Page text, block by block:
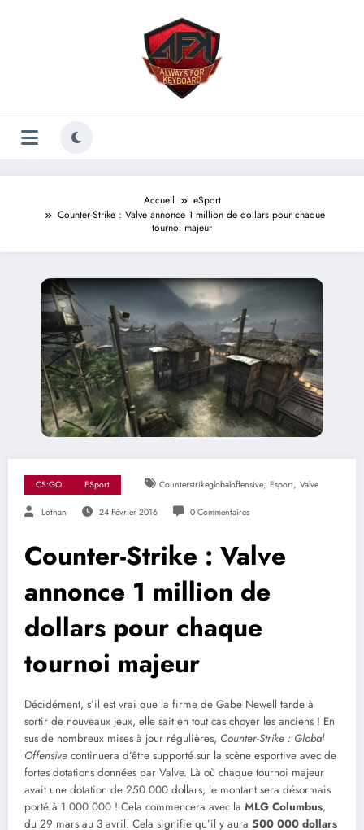
Accueil
eSport
Counter-Strike : Valve annonce 1 million de dollars pour chaque
tournoi majeur
CS:GO ESport Counterstrikeglobaloffensive, Esport, Valve
Lothan 24 Février 2016 0 Commentaires
Counter-Strike : Valve
annonce 1 million de
dollars pour chaque
tournoi majeur
Décidément, s’il est vrai que la firme de Gabe Newell tarde à
sortir de nouveaux jeux, elle sait en tout cas choyer les anciens ! En
sus de nombreux mises à jour régulières, Counter-Strike : Global
Offensive continuera d’être supporté sur la scène esportive avec de
fortes dotations données par Valve. Là où chaque tournoi majeur
avait une dotation de 250 000 dollars, le montant sera désormais
porté à 1 000 000 ! Cela commencera avec la MLG Columbus,
du 29 mars au 3 avril. Cela signifie qu’il y aura 500 000 dollars